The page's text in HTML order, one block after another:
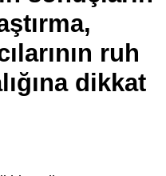
ruh
dikkat